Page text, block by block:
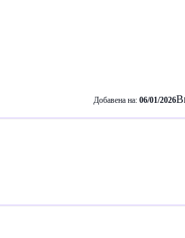
Добавена на: 06/01/2026